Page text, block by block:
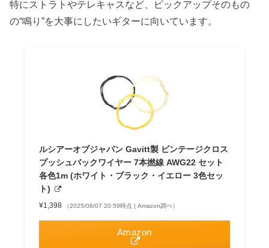
特にストラトやテレキャスなど、ピックアップそのもの
の“鳴り”を大事にしたいギターに向いています。
ルシアーオブジャパン Gavitt製 ビンテージクロス
プッシュバックワイヤー 7本撚線 AWG22 セット
各色1m (ホワイト・ブラック・イエロー 3色セッ
ト)
¥1,398 （2025/06/07 20:59時点 | Amazon調べ）
Amazon